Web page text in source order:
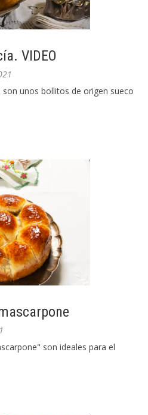
VIDEO
unos bollitos de origen sueco
son ideales para el